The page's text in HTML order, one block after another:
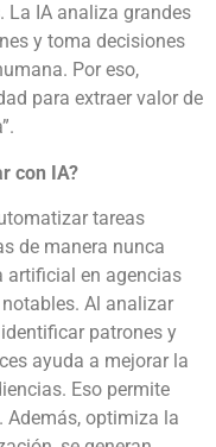
La IA analiza grandes
y toma decisiones
Por eso,
para extraer valor de
con IA?
tareas
de manera nunca
artificial en agencias
Al analizar
patrones y
ayuda a mejorar la
Eso permite
optimiza la